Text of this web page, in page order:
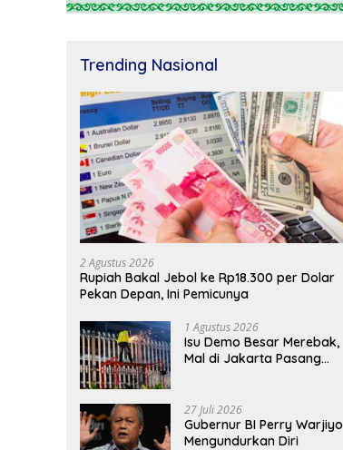
Trending Nasional
2 Agustus 2026
Rupiah Bakal Jebol ke Rp18.300 per Dolar
Pekan Depan, Ini Pemicunya
1 Agustus 2026
Isu Demo Besar Merebak,
Mal di Jakarta Pasang
27 Juli 2026
Gubernur BI Perry Warjiyo
Mengundurkan Diri